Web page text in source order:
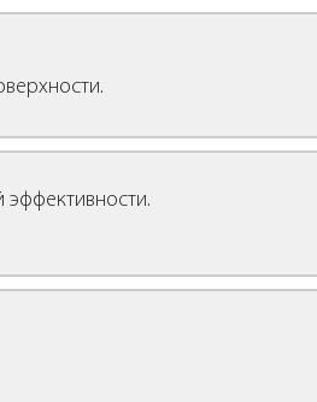
эффективности.